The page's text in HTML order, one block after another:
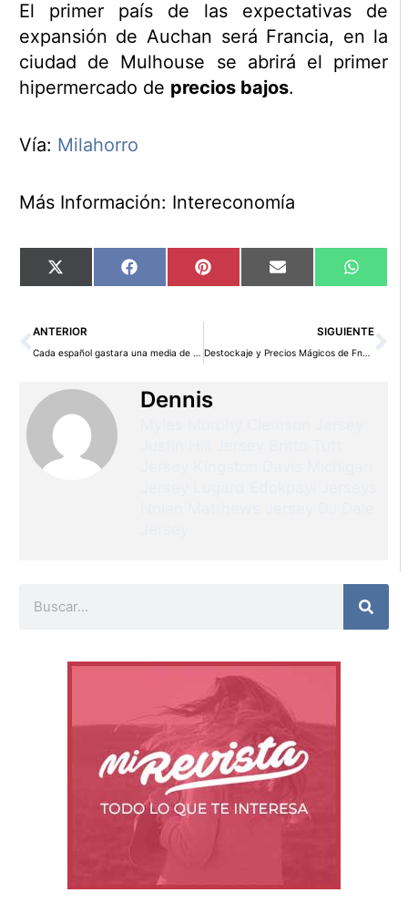
El primer país de las expectativas de
expansión de Auchan será Francia, en la
ciudad de Mulhouse se abrirá el primer
hipermercado de precios bajos.
Vía: Milahorro
Más Información: Intereconomía
Compartir
en
X
(Twitter)
Compartir
en
Facebook Compartir
en
Pinterest Compartir
en
Email
en
Ant
ANTERIOR
Cada español gastara una media de 75 euros en las rebajas de invierno
SIGUIENTE
Destockaje y Precios Mágicos de Fnac, grandes descuentos y ofertas
Dennis